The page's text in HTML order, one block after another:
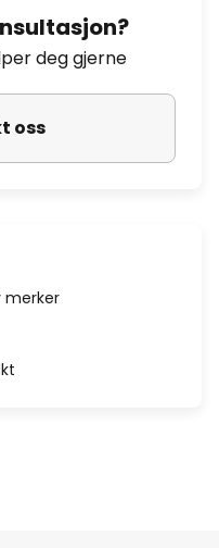
deg gjerne
oss
merker